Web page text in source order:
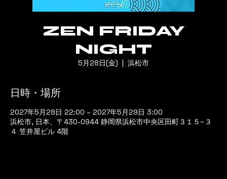
ZEN FRIDAY
NIGHT
5月28日(金)
  |
浜松市
日時・場所
2027年5月28日 22:00 – 2027年5月29日 3:00
浜松市, 日本、〒430-0944 静岡県浜松市中央区田町３１５−３
４ 笠井屋ビル 4階